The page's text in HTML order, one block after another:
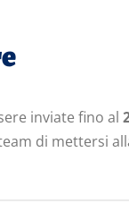
inviate fino al
di mettersi